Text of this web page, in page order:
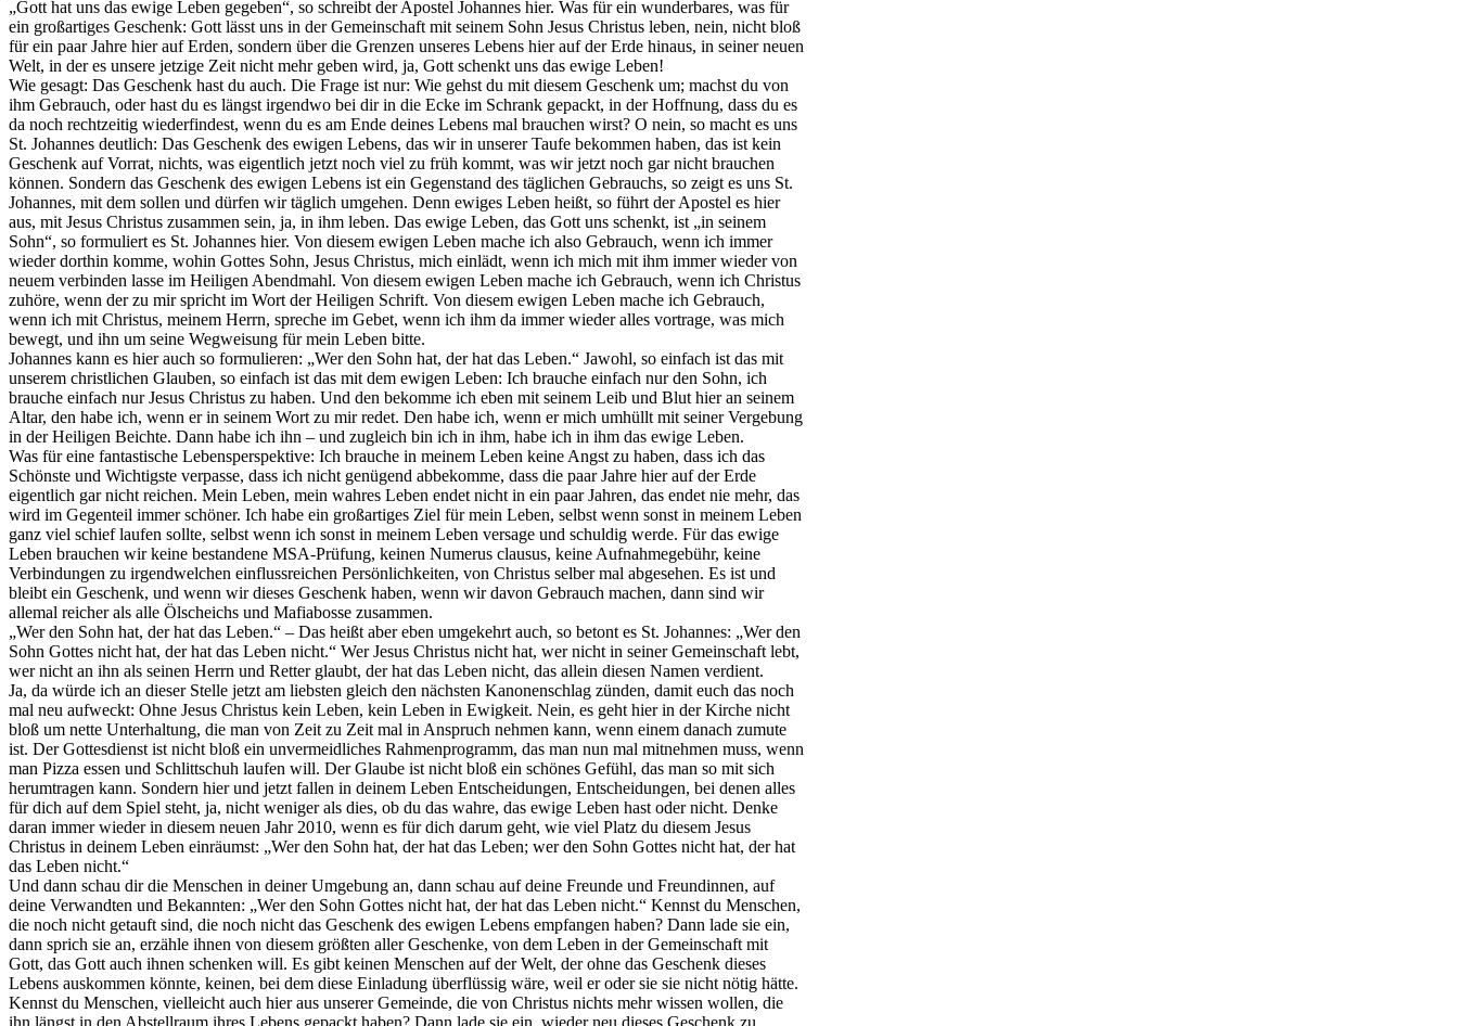
„Gott hat uns das ewige Leben gegeben“, so schreibt der Apostel Johannes hier. Was für ein wunderbares, was für
ein großartiges Geschenk: Gott lässt uns in der Gemeinschaft mit seinem Sohn Jesus Christus leben, nein, nicht bloß
für ein paar Jahre hier auf Erden, sondern über die Grenzen unseres Lebens hier auf der Erde hinaus, in seiner neuen
Welt, in der es unsere jetzige Zeit nicht mehr geben wird, ja, Gott schenkt uns das ewige Leben!
Wie gesagt: Das Geschenk hast du auch. Die Frage ist nur: Wie gehst du mit diesem Geschenk um; machst du von
ihm Gebrauch, oder hast du es längst irgendwo bei dir in die Ecke im Schrank gepackt, in der Hoffnung, dass du es
da noch rechtzeitig wiederfindest, wenn du es am Ende deines Lebens mal brauchen wirst? O nein, so macht es uns
St. Johannes deutlich: Das Geschenk des ewigen Lebens, das wir in unserer Taufe bekommen haben, das ist kein
Geschenk auf Vorrat, nichts, was eigentlich jetzt noch viel zu früh kommt, was wir jetzt noch gar nicht brauchen
können. Sondern das Geschenk des ewigen Lebens ist ein Gegenstand des täglichen Gebrauchs, so zeigt es uns St.
Johannes, mit dem sollen und dürfen wir täglich umgehen. Denn ewiges Leben heißt, so führt der Apostel es hier
aus, mit Jesus Christus zusammen sein, ja, in ihm leben. Das ewige Leben, das Gott uns schenkt, ist „in seinem
Sohn“, so formuliert es St. Johannes hier. Von diesem ewigen Leben mache ich also Gebrauch, wenn ich immer
wieder dorthin komme, wohin Gottes Sohn, Jesus Christus, mich einlädt, wenn ich mich mit ihm immer wieder von
neuem verbinden lasse im Heiligen Abendmahl. Von diesem ewigen Leben mache ich Gebrauch, wenn ich Christus
zuhöre, wenn der zu mir spricht im Wort der Heiligen Schrift. Von diesem ewigen Leben mache ich Gebrauch,
wenn ich mit Christus, meinem Herrn, spreche im Gebet, wenn ich ihm da immer wieder alles vortrage, was mich
bewegt, und ihn um seine Wegweisung für mein Leben bitte.
Johannes kann es hier auch so formulieren: „Wer den Sohn hat, der hat das Leben.“ Jawohl, so einfach ist das mit
unserem christlichen Glauben, so einfach ist das mit dem ewigen Leben: Ich brauche einfach nur den Sohn, ich
brauche einfach nur Jesus Christus zu haben. Und den bekomme ich eben mit seinem Leib und Blut hier an seinem
Altar, den habe ich, wenn er in seinem Wort zu mir redet. Den habe ich, wenn er mich umhüllt mit seiner Vergebung
in der Heiligen Beichte. Dann habe ich ihn – und zugleich bin ich in ihm, habe ich in ihm das ewige Leben.
Was für eine fantastische Lebensperspektive: Ich brauche in meinem Leben keine Angst zu haben, dass ich das
Schönste und Wichtigste verpasse, dass ich nicht genügend abbekomme, dass die paar Jahre hier auf der Erde
eigentlich gar nicht reichen. Mein Leben, mein wahres Leben endet nicht in ein paar Jahren, das endet nie mehr, das
wird im Gegenteil immer schöner. Ich habe ein großartiges Ziel für mein Leben, selbst wenn sonst in meinem Leben
ganz viel schief laufen sollte, selbst wenn ich sonst in meinem Leben versage und schuldig werde. Für das ewige
Leben brauchen wir keine bestandene MSA-Prüfung, keinen Numerus clausus, keine Aufnahmegebühr, keine
Verbindungen zu irgendwelchen einflussreichen Persönlichkeiten, von Christus selber mal abgesehen. Es ist und
bleibt ein Geschenk, und wenn wir dieses Geschenk haben, wenn wir davon Gebrauch machen, dann sind wir
allemal reicher als alle Ölscheichs und Mafiabosse zusammen.
„Wer den Sohn hat, der hat das Leben.“ – Das heißt aber eben umgekehrt auch, so betont es St. Johannes: „Wer den
Sohn Gottes nicht hat, der hat das Leben nicht.“ Wer Jesus Christus nicht hat, wer nicht in seiner Gemeinschaft lebt,
wer nicht an ihn als seinen Herrn und Retter glaubt, der hat das Leben nicht, das allein diesen Namen verdient.
Ja, da würde ich an dieser Stelle jetzt am liebsten gleich den nächsten Kanonenschlag zünden, damit euch das noch
mal neu aufweckt: Ohne Jesus Christus kein Leben, kein Leben in Ewigkeit. Nein, es geht hier in der Kirche nicht
bloß um nette Unterhaltung, die man von Zeit zu Zeit mal in Anspruch nehmen kann, wenn einem danach zumute
ist. Der Gottesdienst ist nicht bloß ein unvermeidliches Rahmenprogramm, das man nun mal mitnehmen muss, wenn
man Pizza essen und Schlittschuh laufen will. Der Glaube ist nicht bloß ein schönes Gefühl, das man so mit sich
herumtragen kann. Sondern hier und jetzt fallen in deinem Leben Entscheidungen, Entscheidungen, bei denen alles
für dich auf dem Spiel steht, ja, nicht weniger als dies, ob du das wahre, das ewige Leben hast oder nicht. Denke
daran immer wieder in diesem neuen Jahr 2010, wenn es für dich darum geht, wie viel Platz du diesem Jesus
Christus in deinem Leben einräumst: „Wer den Sohn hat, der hat das Leben; wer den Sohn Gottes nicht hat, der hat
das Leben nicht.“
Und dann schau dir die Menschen in deiner Umgebung an, dann schau auf deine Freunde und Freundinnen, auf
deine Verwandten und Bekannten: „Wer den Sohn Gottes nicht hat, der hat das Leben nicht.“ Kennst du Menschen,
die noch nicht getauft sind, die noch nicht das Geschenk des ewigen Lebens empfangen haben? Dann lade sie ein,
dann sprich sie an, erzähle ihnen von diesem größten aller Geschenke, von dem Leben in der Gemeinschaft mit
Gott, das Gott auch ihnen schenken will. Es gibt keinen Menschen auf der Welt, der ohne das Geschenk dieses
Lebens auskommen könnte, keinen, bei dem diese Einladung überflüssig wäre, weil er oder sie sie nicht nötig hätte.
Kennst du Menschen, vielleicht auch hier aus unserer Gemeinde, die von Christus nichts mehr wissen wollen, die
ihn längst in den Abstellraum ihres Lebens gepackt haben? Dann lade sie ein, wieder neu dieses Geschenk zu